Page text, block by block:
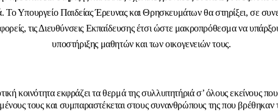
Το Υπουργείο Παιδείας Έρευνας και Θρησκευμάτων θα στηρίξει, σε
τις Διευθύνσεις Εκπαίδευσης έτσι ώστε μακροπρόθεσμα να
υποστήριξης μαθητών και των οικογενειών τους.
κοινότητα εκφράζει τα θερμά της συλλυπητήριά σ’ όλους εκείνους
τους και συμπαραστέκεται στους συνανθρώπους της που βρέθηκαν